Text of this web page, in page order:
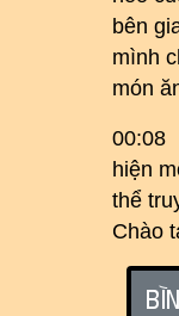
bên
mình
món
00:08
hiện
thể
Chào